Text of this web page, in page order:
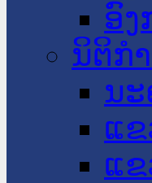
ອົງ
ນິຕິກໍ
ນ
ແຂ
ແຂ